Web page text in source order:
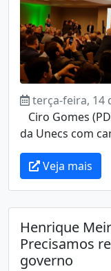
terça-feira, 14
Ciro Gomes
da Unecs com
Veja mais
Henrique
Precisamos
governo